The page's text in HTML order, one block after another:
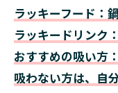
ラッキーフード：
ラッキードリンク
おすすめの吸い方
吸わない方は、自